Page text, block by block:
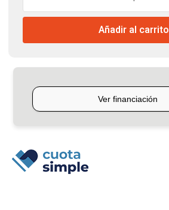
Azul
cantidad
Añadir al carrito